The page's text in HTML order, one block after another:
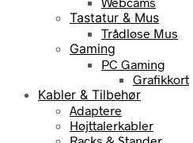
Tastatur & Mus
Trådløse Mus
Gaming
PC Gaming
Grafikkort
Kabler & Tilbehør
Adaptere
Højttalerkabler
Racks & Stander